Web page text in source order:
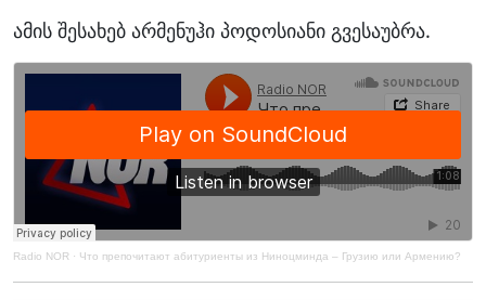
ამის შესახებ არმენუჰი პოდოსიანი გვესაუბრა.
Radio NOR · Что препочитают абитуриенты из Ниноцминда – Грузию или Армению?